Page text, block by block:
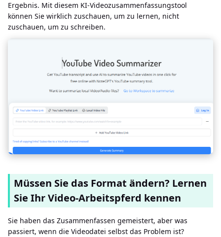
Ergebnis. Mit diesem KI-Videozusammenfassungstool
können Sie wirklich zuschauen, um zu lernen, nicht
zuschauen, um zu schreiben.
Müssen Sie das Format ändern? Lernen
Sie Ihr Video-Arbeitspferd kennen
Sie haben das Zusammenfassen gemeistert, aber was
passiert, wenn die Videodatei selbst das Problem ist?